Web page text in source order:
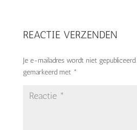
REACTIE VERZENDEN
Je e-mailadres wordt niet gepubliceerd.
gemarkeerd met *